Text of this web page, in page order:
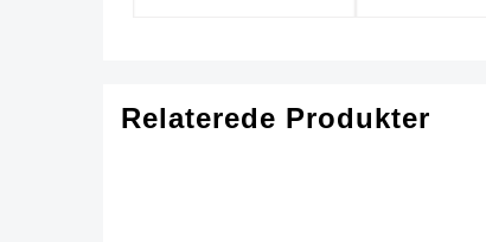
Relaterede Produkter